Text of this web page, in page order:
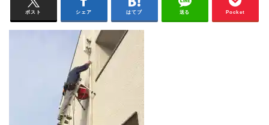
ポスト シェア はてブ 送る Pocket